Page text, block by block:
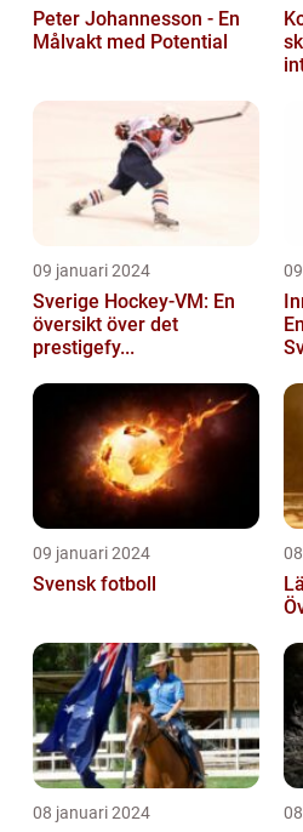
Peter Johannesson - En
Målvakt med Potential
09 januari 2024
Sverige Hockey-VM: En
översikt över det
prestigefy...
09 januari 2024
Svensk fotboll
08 januari 2024